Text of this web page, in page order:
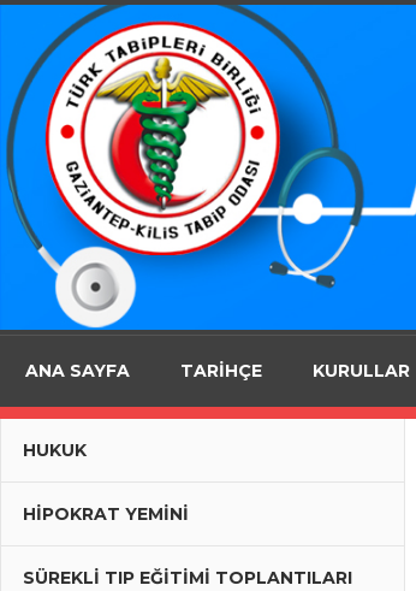
content
Gaziantep
ANA SAYFA TARİHÇE KURULLAR
HUKUK
HIPOKRAT YEMINI
SÜREKLI TIP EĞITIMI TOPLANTILARI